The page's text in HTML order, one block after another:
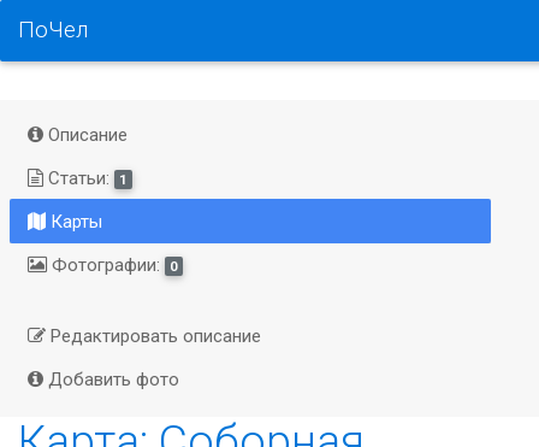
ПоЧел
Описание
Статьи:
1
Карты
Фотографии:
0
Редактировать описание
Добавить фото